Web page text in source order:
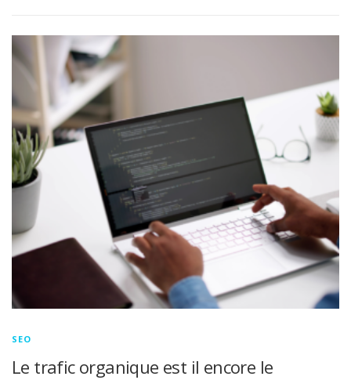
SEO
Le trafic organique est il encore le